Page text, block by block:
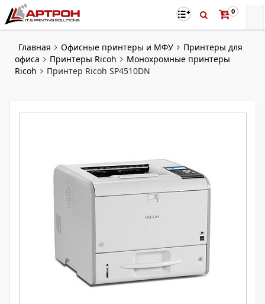
0
Главная Офисные принтеры и МФУ
Принтеры для
офиса
Принтеры Ricoh
Монохромные принтеры
Ricoh
Принтер Ricoh SP4510DN